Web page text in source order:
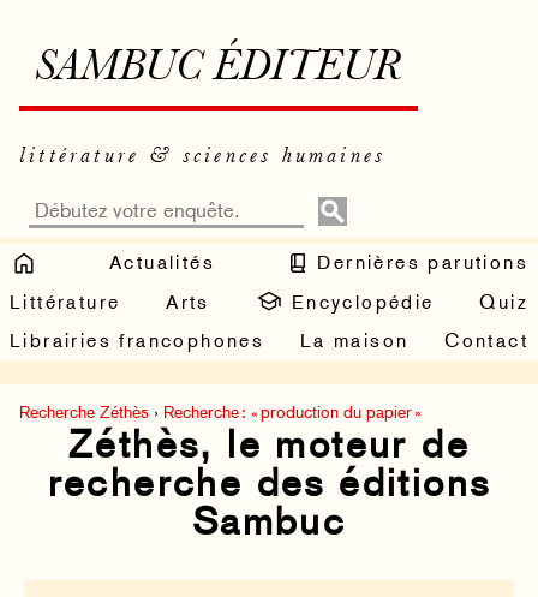
SAMBUC ÉDITEUR
littérature & sciences humaines
Actualités
Dernières parutions
Littérature
Arts Encyclopédie
Quiz
Librairies francophones
La maison Contact
Recherche Zéthès › Recherche : « production du papier »
Zéthès, le moteur de
recherche des éditions
Sambuc